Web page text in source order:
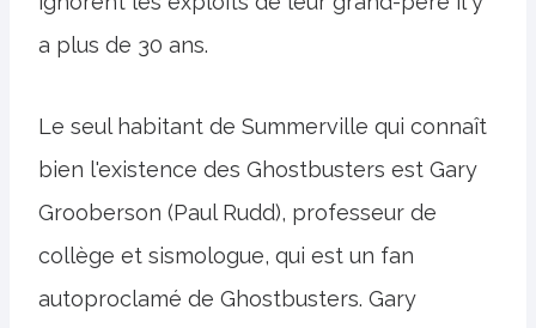
a plus de 30 ans.
Le seul habitant de Summerville qui connaît
bien l'existence des Ghostbusters est Gary
Grooberson (Paul Rudd), professeur de
collège et sismologue, qui est un fan
autoproclamé de Ghostbusters. Gary